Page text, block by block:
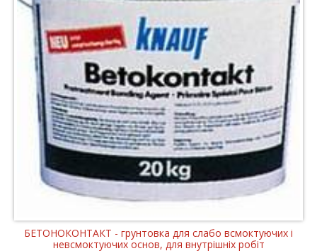
БЕТОНОКОНТАКТ - грунтовка для слабо всмоктуючих і
невсмоктуючих основ, для внутрішніх робіт